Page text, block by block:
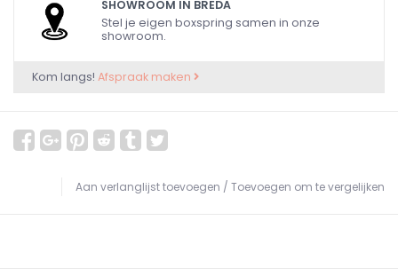
SHOWROOM IN BREDA
Stel je eigen boxspring samen in onze
showroom.
Kom langs! Afspraak maken
Aan verlanglijst toevoegen / Toevoegen om te vergelijken